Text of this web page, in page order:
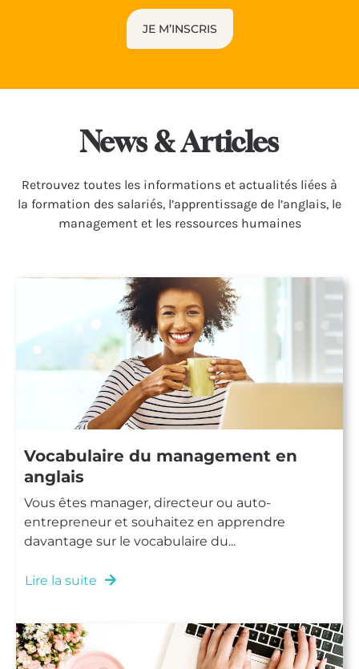
JE M’INSCRIS
News & Articles
Retrou­vez toutes les infor­ma­tions et actua­li­tés liées à
la forma­tion des salariés, l’apprentissage de l’anglais, le
management et les ressources humaines
Vocabulaire du management en
anglais
Vous êtes manager, directeur ou auto-
entrepreneur et souhaitez en apprendre
davantage sur le vocabulaire du...
Lire la suite